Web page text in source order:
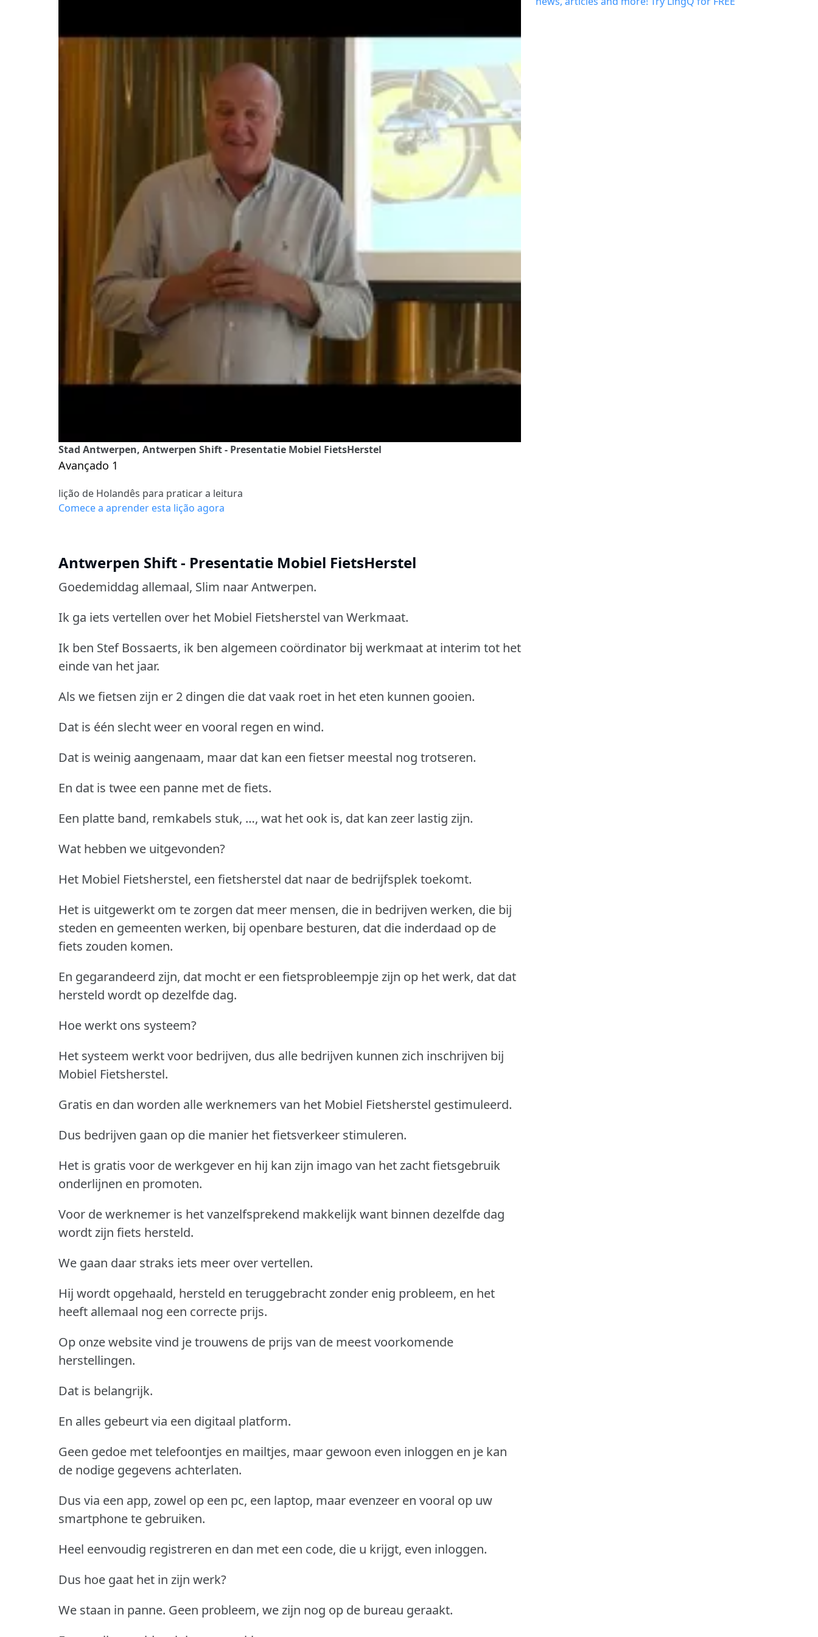
Stad Antwerpen, Antwerpen Shift - Presentatie Mobiel FietsHerstel
Avançado 1
lição de Holandês para praticar a leitura
Comece a aprender esta lição agora
Antwerpen Shift - Presentatie Mobiel FietsHerstel
Goedemiddag allemaal, Slim naar Antwerpen.
Ik ga iets vertellen over het Mobiel Fietsherstel van Werkmaat.
Ik ben Stef Bossaerts, ik ben algemeen coördinator bij werkmaat at interim tot het
einde van het jaar.
Als we fietsen zijn er 2 dingen die dat vaak roet in het eten kunnen gooien.
Dat is één slecht weer en vooral regen en wind.
Dat is weinig aangenaam, maar dat kan een fietser meestal nog trotseren.
En dat is twee een panne met de fiets.
Een platte band, remkabels stuk, …, wat het ook is, dat kan zeer lastig zijn.
Wat hebben we uitgevonden?
Het Mobiel Fietsherstel, een fietsherstel dat naar de bedrijfsplek toekomt.
Het is uitgewerkt om te zorgen dat meer mensen, die in bedrijven werken, die bij
steden en gemeenten werken, bij openbare besturen, dat die inderdaad op de
fiets zouden komen.
En gegarandeerd zijn, dat mocht er een fietsprobleempje zijn op het werk, dat dat
hersteld wordt op dezelfde dag.
Hoe werkt ons systeem?
Het systeem werkt voor bedrijven, dus alle bedrijven kunnen zich inschrijven bij
Mobiel Fietsherstel.
Gratis en dan worden alle werknemers van het Mobiel Fietsherstel gestimuleerd.
Dus bedrijven gaan op die manier het fietsverkeer stimuleren.
Het is gratis voor de werkgever en hij kan zijn imago van het zacht fietsgebruik
onderlijnen en promoten.
Voor de werknemer is het vanzelfsprekend makkelijk want binnen dezelfde dag
wordt zijn fiets hersteld.
We gaan daar straks iets meer over vertellen.
Hij wordt opgehaald, hersteld en teruggebracht zonder enig probleem, en het
heeft allemaal nog een correcte prijs.
Op onze website vind je trouwens de prijs van de meest voorkomende
herstellingen.
Dat is belangrijk.
En alles gebeurt via een digitaal platform.
Geen gedoe met telefoontjes en mailtjes, maar gewoon even inloggen en je kan
de nodige gegevens achterlaten.
Dus via een app, zowel op een pc, een laptop, maar evenzeer en vooral op uw
smartphone te gebruiken.
Heel eenvoudig registreren en dan met een code, die u krijgt, even inloggen.
Dus hoe gaat het in zijn werk?
We staan in panne. Geen probleem, we zijn nog op de bureau geraakt.